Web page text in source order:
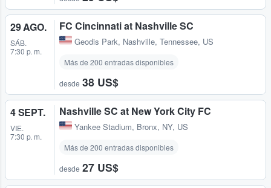
29 AGO.
SÁB.
7:30 p. m.
FC Cincinnati at Nashville SC
Geodis Park, Nashville, Tennessee, US
Más de 200 entradas disponibles
desde 38 US$
4 SEPT.
VIE.
7:30 p. m.
Nashville SC at New York City FC
Yankee Stadium, Bronx, NY, US
Más de 200 entradas disponibles
desde 27 US$